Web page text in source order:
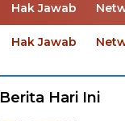
Hak Jawab
Hak Jawab
Berita Hari Ini